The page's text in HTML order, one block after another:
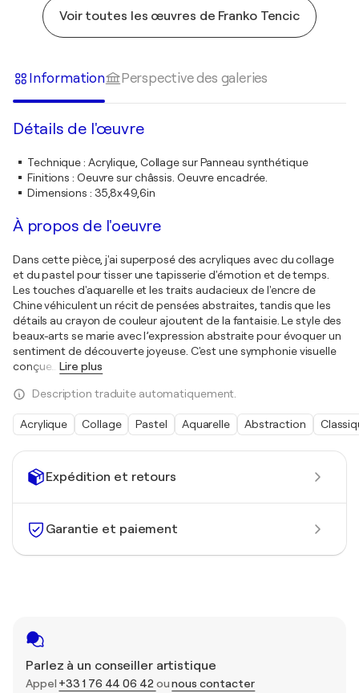
Expédition et retours
Garantie et paiement
Parlez à un conseiller artistique
Appel +33 1 76 44 06 42 ounous contacter
Voir toutes les œuvres de Franko Tencic
Information Perspective des galeries
Détails de l'œuvre
Technique: Acrylique, Collage sur Panneau synthétique
Finitions : Oeuvre sur châssis. Oeuvre encadrée.
Dimensions : 35,8x49,6in
À propos de l'oeuvre
Dans cette pièce, j'ai superposé des acryliques avec du collage
et du pastel pour tisser une tapisserie d'émotion et de temps.
Les touches d'aquarelle et les traits audacieux de l'encre de
Chine véhiculent un récit de pensées abstraites, tandis que les
détails au crayon de couleur ajoutent de la fantaisie. Le style des
beaux-arts se marie avec l’expression abstraite pour évoquer un
sentiment de découverte joyeuse. C'est une symphonie visuelle
conçue
Lire plus
Description traduite automatiquement.
Acrylique Collage Pastel Aquarelle Abstraction